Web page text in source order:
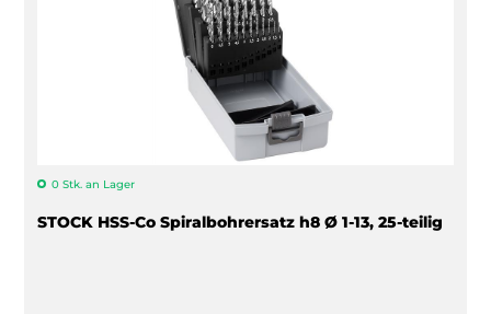
0 Stk. an Lager
STOCK HSS-Co Spiralbohrersatz h8 Ø 1-13, 25-teilig